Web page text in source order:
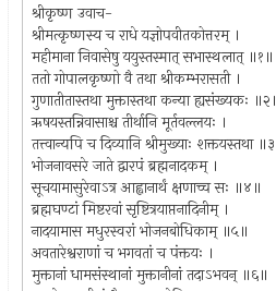
श्रीकृष्ण उवाच-
श्रीमत्कृष्णस्य च राधे यज्ञोपवीतकोत्तरम् ।
महीमाना निवासेषु ययुस्तस्मात् सभास्थलात् ॥१॥
ततो गोपालकृष्णो वै तथा श्रीकम्भरासती ।
गुणातीतास्तथा मुक्तास्तथा कन्या ह्यसंख्यकः
ऋषयस्तन्निवासाश्च तीर्थानि मूर्तवल्लयः ।
तत्त्वान्यपि च दिव्यानि श्रीमुख्याः शक्तयस्तथा
भोजनावसरे जाते द्वारपं ब्रह्मनादकम् ।
सूचयामासुरेवाऽत्र आह्वानार्थं क्षणाच्च सः ॥४॥
ब्रह्मघण्टां मिष्टरवां सृष्टित्रयाप्तनादिनीम् ।
नादयामास मधुरस्वरां भोजनबोधिकाम् ॥५॥
अवतारेश्वराणां च भगवतां च पंक्तयः ।
मुक्तानां धामसंस्थानां मुक्तानीनां तदाऽभवन् ॥६॥